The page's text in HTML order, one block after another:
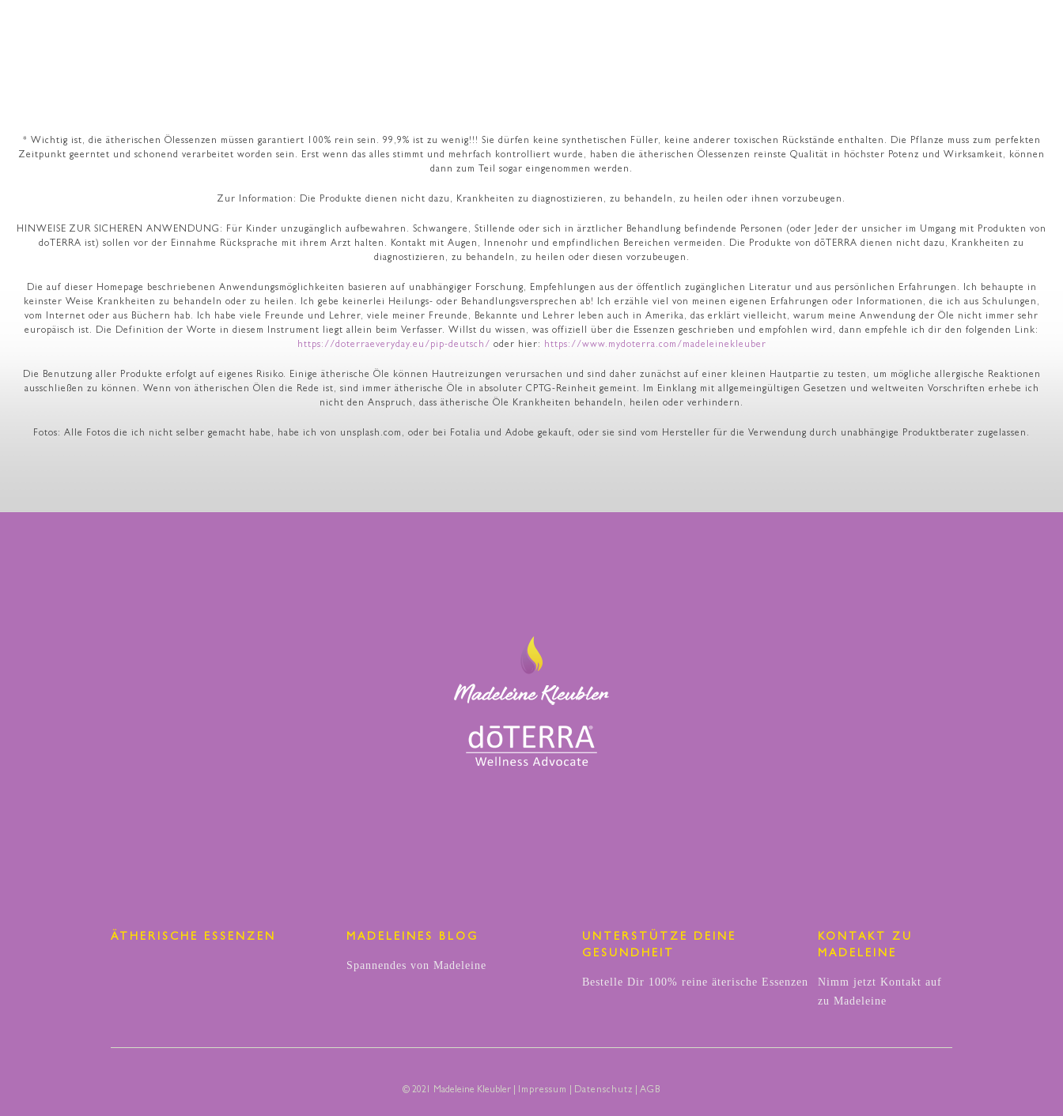
* Wichtig ist, die ätherischen Ölessenzen müssen garantiert 100% rein sein. 99,9% ist zu wenig!!! Sie dürfen keine synthetischen Füller, keine anderer toxischen Rückstände enthalten. Die Pflanze muss zum perfekten
Zeitpunkt geerntet und schonend verarbeitet worden sein. Erst wenn das alles stimmt und mehrfach kontrolliert wurde, haben die ätherischen Ölessenzen reinste Qualität in höchster Potenz und Wirksamkeit, können
dann zum Teil sogar eingenommen werden.
Zur Information: Die Produkte dienen nicht dazu, Krankheiten zu diagnostizieren, zu behandeln, zu heilen oder ihnen vorzubeugen.
HINWEISE ZUR SICHEREN ANWENDUNG: Für Kinder unzugänglich aufbewahren. Schwangere, Stillende oder sich in ärztlicher Behandlung befindende Personen (oder Jeder der unsicher im Umgang mit Produkten von
doTERRA ist) sollen vor der Einnahme Rücksprache mit ihrem Arzt halten. Kontakt mit Augen, Innenohr und empfindlichen Bereichen vermeiden. Die Produkte von dōTERRA dienen nicht dazu, Krankheiten zu
diagnostizieren, zu behandeln, zu heilen oder diesen vorzubeugen.
Die auf dieser Homepage beschriebenen Anwendungsmöglichkeiten basieren auf unabhängiger Forschung, Empfehlungen aus der öffentlich zugänglichen Literatur und aus persönlichen Erfahrungen. Ich behaupte in
keinster Weise Krankheiten zu behandeln oder zu heilen. Ich gebe keinerlei Heilungs- oder Behandlungsversprechen ab! Ich erzähle viel von meinen eigenen Erfahrungen oder Informationen, die ich aus Schulungen,
vom Internet oder aus Büchern hab. Ich habe viele Freunde und Lehrer, viele meiner Freunde, Bekannte und Lehrer leben auch in Amerika, das erklärt vielleicht, warum meine Anwendung der Öle nicht immer sehr
europäisch ist. Die Definition der Worte in diesem Instrument liegt allein beim Verfasser. Willst du wissen, was offiziell über die Essenzen geschrieben und empfohlen wird, dann empfehle ich dir den folgenden Link:
https://doterraeveryday.eu/pip-deutsch/ oder hier: https://www.mydoterra.com/madeleinekleuber
Die Benutzung aller Produkte erfolgt auf eigenes Risiko. Einige ätherische Öle können Hautreizungen verursachen und sind daher zunächst auf einer kleinen Hautpartie zu testen, um mögliche allergische Reaktionen
ausschließen zu können. Wenn von ätherischen Ölen die Rede ist, sind immer ätherische Öle in absoluter CPTG-Reinheit gemeint. Im Einklang mit allgemeingültigen Gesetzen und weltweiten Vorschriften erhebe ich
nicht den Anspruch, dass ätherische Öle Krankheiten behandeln, heilen oder verhindern.
Fotos: Alle Fotos die ich nicht selber gemacht habe, habe ich von unsplash.com, oder bei Fotalia und Adobe gekauft, oder sie sind vom Hersteller für die Verwendung durch unabhängige Produktberater zugelassen.
ÄTHERISCHE ESSENZEN MADELEINES BLOG
Spannendes von Madeleine
UNTERSTÜTZE DEINE
GESUNDHEIT
Bestelle Dir 100% reine äterische Essenzen
KONTAKT ZU
MADELEINE
Nimm jetzt Kontakt auf
zu Madeleine
© 2021 Madeleine Kleubler | Impressum Datenschutz AGB